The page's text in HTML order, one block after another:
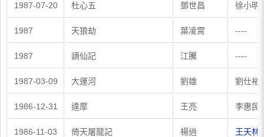
1987-07-20 杜心五 鄧世昌 徐小明
1987 天狼劫 葉凌霄 ----
1987 謫仙記 江騰 ----
1987-03-09 大運河 劉雄 劉仕裕
1986-12-31 達摩 王亮 李惠民
1986-11-03 倚天屠龍記 楊逍 王天林